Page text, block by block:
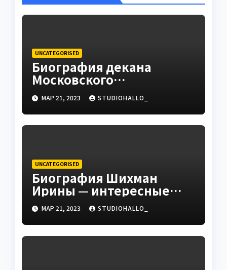
UNCATEGORISED
Биография декана
Московского
государственного
университета Андрея
Сидорова — от студента
до руководителя
МАР 21, 2023 STUDIOHALLO_
UNCATEGORISED
Биография Шихман
Ирины — интересные
факты, достижения и
путь к успеху
МАР 21, 2023 STUDIOHALLO_